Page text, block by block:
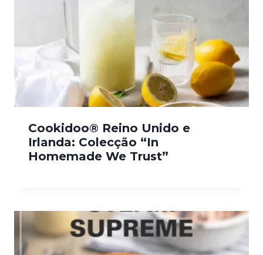
Cookidoo® Reino Unido e
Irlanda: Colecção “In
Homemade We Trust”